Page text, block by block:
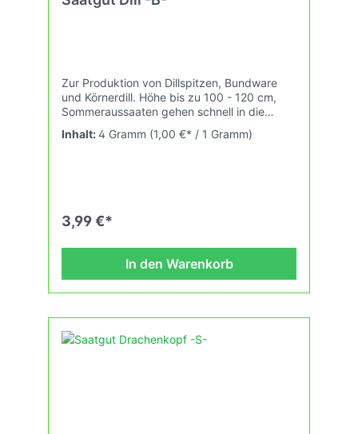
Zur Produktion von Dillspitzen, Bundware
und Körnerdill. Höhe bis zu 100 - 120 cm,
Sommeraussaaten gehen schnell in die
Blüte. Ab April direkt ins Freiland. 4qm.
Inhalt:4 Gramm (1,00 €* / 1 Gramm)
3,99 €*
In den Warenkorb